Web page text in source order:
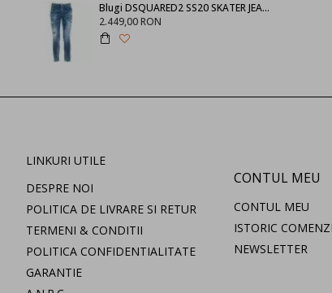
Blugi DSQUARED2 SS20 SKATER JEAN - S74LB0603470
2.449,00 RON
LINKURI UTILE
DESPRE NOI
POLITICA DE LIVRARE SI RETUR
TERMENI & CONDITII
POLITICA CONFIDENTIALITATE
GARANTIE
CONTUL MEU
CONTUL MEU
ISTORIC COMENZI
NEWSLETTER